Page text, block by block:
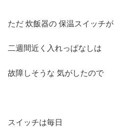
ただ 炊飯器の 保温スイッチが
二週間近く入れっぱなしは
故障しそうな 気がしたので
スイッチは毎日